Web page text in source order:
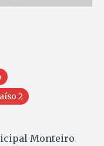
2
Monteiro